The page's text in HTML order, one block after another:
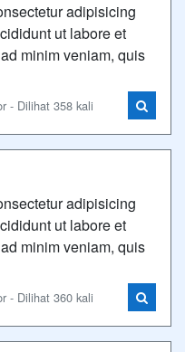
adipisicing
ut labore et
minim veniam, quis
- Dilihat 358 kali
adipisicing
ut labore et
minim veniam, quis
- Dilihat 360 kali